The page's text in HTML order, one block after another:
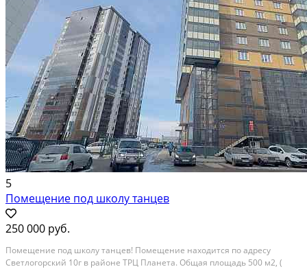
5
Помещение под школу танцев
250 000 руб.
Помещение под школу танцев! Помещение находится по адресу
Светлогорский 10г в районе ТРЦ Планета. Общая площадь 500 м2, (